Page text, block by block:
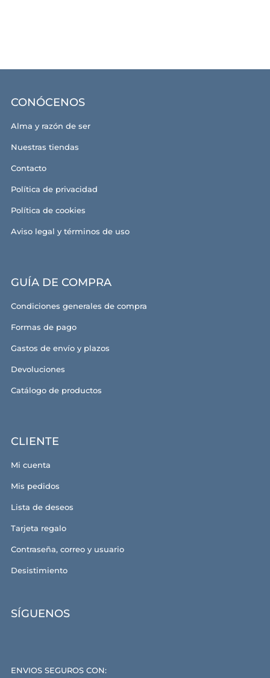
CONÓCENOS
Alma y razón de ser
Nuestras tiendas
Contacto
Política de privacidad
Política de cookies
Aviso legal y términos de uso
GUÍA DE COMPRA
Condiciones generales de compra
Formas de pago
Gastos de envío y plazos
Devoluciones
Catálogo de productos
CLIENTE
Mi cuenta
Mis pedidos
Lista de deseos
Tarjeta regalo
Contraseña, correo y usuario
Desistimiento
SÍGUENOS
ENVIOS SEGUROS CON: